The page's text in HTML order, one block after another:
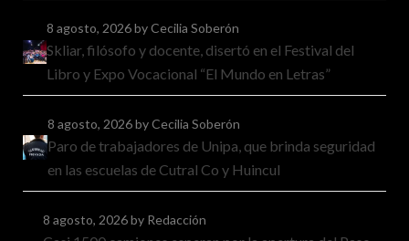
8 agosto, 2026by Cecilia Soberón
Skliar, filósofo y docente, disertó en el Festival del
Libro y Expo Vocacional “El Mundo en Letras”
8 agosto, 2026by Cecilia Soberón
Paro de trabajadores de Unipa, que brinda seguridad
en las escuelas de Cutral Co y Huincul
8 agosto, 2026by Redacción